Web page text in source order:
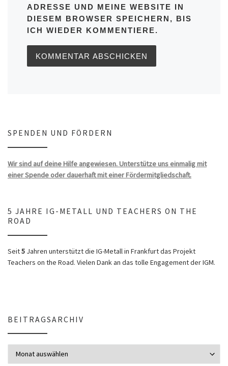
ADRESSE UND MEINE WEBSITE IN
DIESEM BROWSER SPEICHERN, BIS
ICH WIEDER KOMMENTIERE.
SPENDEN UND FÖRDERN
Wir sind auf deine Hilfe angewiesen. Unterstütze uns einmalig mit
einer Spende oder dauerhaft mit einer Fördermitgliedschaft.
5 JAHRE IG-METALL UND TEACHERS ON THE
ROAD
Seit5 Jahren unterstützt die IG-Metall in Frankfurt das Projekt
Teachers on the Road. Vielen Dank an das tolle Engagement der IGM.
BEITRAGSARCHIV